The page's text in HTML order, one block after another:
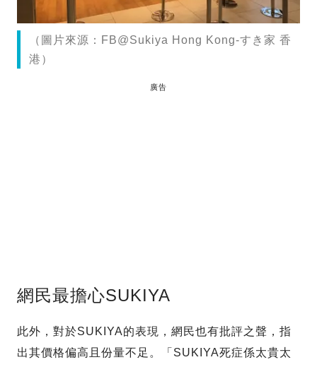
（圖片來源：FB@Sukiya Hong Kong-すき家 香
港）
廣告
網民最擔心SUKIYA
此外，對於SUKIYA的表現，網民也有批評之聲，指
出其價格偏高且份量不足。「SUKIYA死症係太貴太